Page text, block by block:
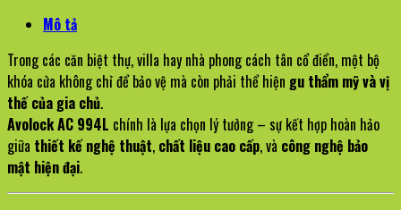
Mô tả
Trong các căn biệt thự, villa hay nhà phong cách tân cổ điển, một bộ
khóa cửa không chỉ để bảo vệ mà còn phải thể hiện gu thẩm mỹ và vị
thế của gia chủ.
Avolock AC 994L chính là lựa chọn lý tưởng – sự kết hợp hoàn hảo
giữa thiết kế nghệ thuật, chất liệu cao cấp, và công nghệ bảo
mật hiện đại.